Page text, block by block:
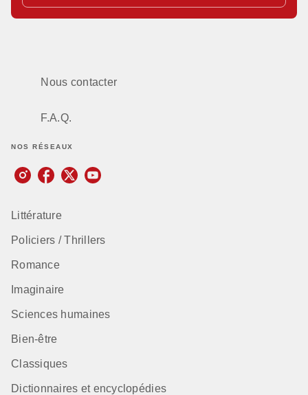
Nous contacter
F.A.Q.
NOS RÉSEAUX
Littérature
Policiers / Thrillers
Romance
Imaginaire
Sciences humaines
Bien-être
Classiques
Dictionnaires et encyclopédies